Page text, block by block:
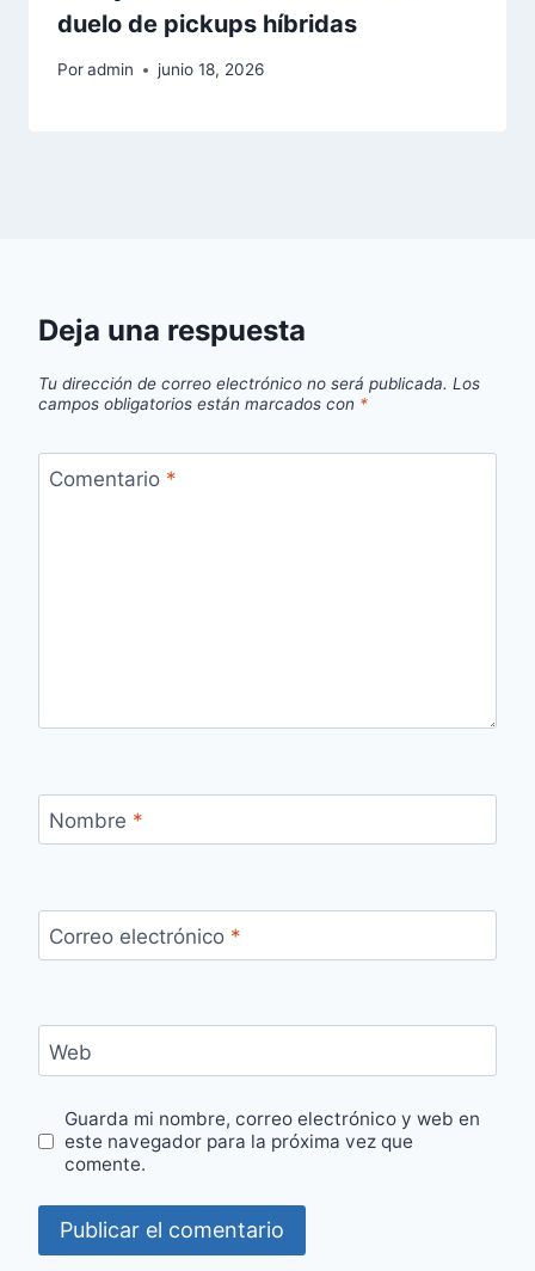
duelo de pickups híbridas
Poradmin junio 18, 2026
Deja una respuesta
Tu dirección de correo electrónico no será publicada. Los
campos obligatorios están marcados con *
Comentario *
Nombre *
Correo electrónico *
Web
Guarda mi nombre, correo electrónico y web en
este navegador para la próxima vez que
comente.